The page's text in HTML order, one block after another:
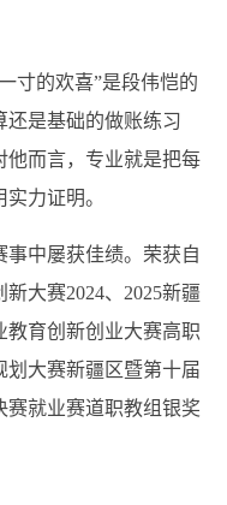
寸的欢喜”是段伟恺的
还是基础的做账练习
他而言，专业就是把每
力证明。
中屡获佳绩。荣获自
大赛2024、2025新疆
育创新创业大赛高职
大赛新疆区暨第十届
赛就业赛道职教组银奖